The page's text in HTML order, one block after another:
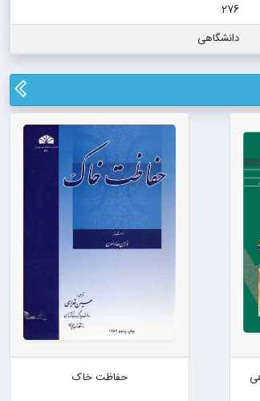
276
دانشگاهی
حفاظت خاک